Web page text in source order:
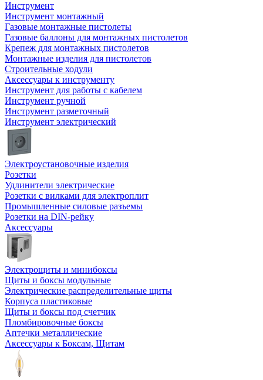
Инструмент
Инструмент монтажный
Газовые монтажные пистолеты
Газовые баллоны для монтажных пистолетов
Крепеж для монтажных пистолетов
Монтажные изделия для пистолетов
Строительные ходули
Аксессуары к инструменту
Инструмент для работы с кабелем
Инструмент ручной
Инструмент разметочный
Инструмент электрический
Электроустановочные изделия
Розетки
Удлинители электрические
Розетки с вилками для электроплит
Промышленные силовые разъемы
Розетки на DIN-рейку
Аксессуары
Электрощиты и минибоксы
Щиты и боксы модульные
Электрические распределительные щиты
Корпуса пластиковые
Щиты и боксы под счетчик
Пломбировочные боксы
Аптечки металлические
Аксессуары к Боксам, Щитам